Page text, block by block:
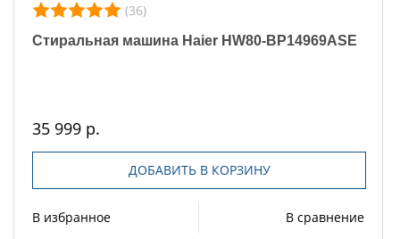
(36)
Стиральная машина Haier HW80-BP14969ASE
35 999 р.
ДОБАВИТЬ В КОРЗИНУ
В избранное В сравнение